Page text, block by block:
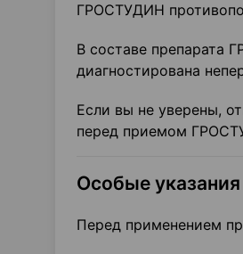
ГРОСТУДИН
В составе препарата
диагностирована
Если вы не уверены,
перед приемом
Особые
Перед применением